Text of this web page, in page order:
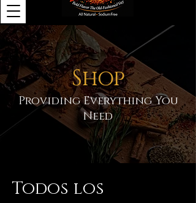
Shop
Providing Everything You
Need
Todos los